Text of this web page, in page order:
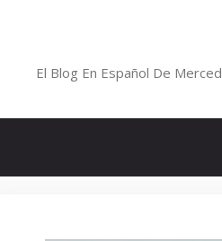
El Blog En Español De